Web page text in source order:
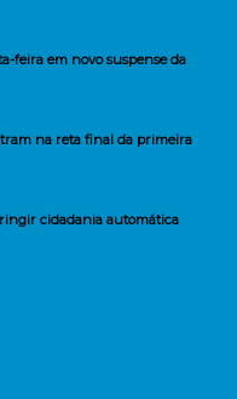
feira em novo suspense da
na reta final da primeira
cidadania automática